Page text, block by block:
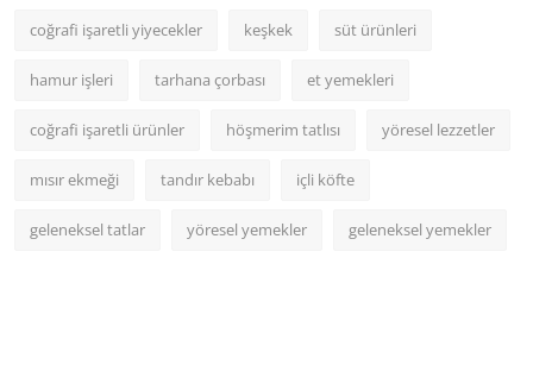
coğrafi işaretli yiyecekler keşkek süt ürünleri
hamur işleri tarhana çorbası et yemekleri
coğrafi işaretli ürünler höşmerim tatlısı yöresel lezzetler
mısır ekmeği tandır kebabı içli köfte
geleneksel tatlar yöresel yemekler geleneksel yemekler